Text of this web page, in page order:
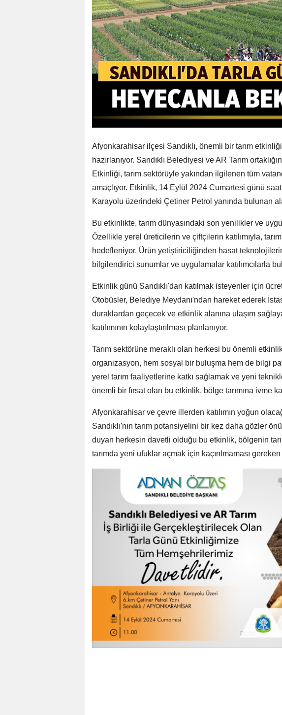
Afyonkarahisar ilçesi Sandıklı, önemli bir tarım
hazırlanıyor. Sandıklı Belediyesi ve AR Tarım
Etkinliği, tarım sektörüyle yakından ilgilenen tüm
amaçlıyor. Etkinlik, 14 Eylül 2024 Cumartesi günü
Karayolu üzerindeki Çetiner Petrol yanında bulunan
Bu etkinlikte, tarım dünyasındaki son yenilikler ve
Özellikle yerel üreticilerin ve çiftçilerin katılımıyla,
hedefleniyor. Ürün yetiştiriciliğinden hasat
bilgilendirici sunumlar ve uygulamalar katılımcılarla
Etkinlik günü Sandıklı'dan katılmak isteyenler için
Otobüsler, Belediye Meydanı'ndan hareket ederek
duraklardan geçecek ve etkinlik alanına ulaşım
katılımının kolaylaştırılması planlanıyor.
Tarım sektörüne meraklı olan herkesi bu önemli
organizasyon, hem sosyal bir buluşma hem de bilgi
yerel tarım faaliyetlerine katkı sağlamak ve yeni
önemli bir fırsat olan bu etkinlik, bölge tarımına ivme
Afyonkarahisar ve çevre illerden katılımın yoğun
Sandıklı'nın tarım potansiyelini bir kez daha gözler
duyan herkesin davetli olduğu bu etkinlik, bölgenin
tarımda yeni ufuklar açmak için kaçırılmaması gereken